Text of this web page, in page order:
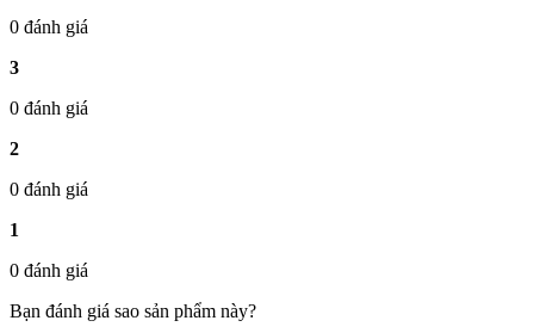
0 đánh giá
3
0 đánh giá
2
0 đánh giá
1
0 đánh giá
Bạn đánh giá sao sản phẩm này?